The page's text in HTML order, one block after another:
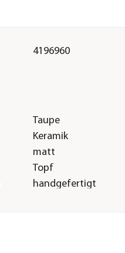
4196960
Taupe
Keramik
matt
Topf
handgefertigt